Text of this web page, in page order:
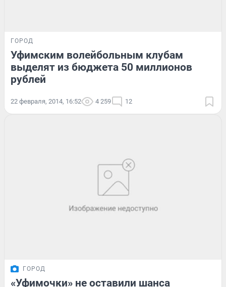
ГОРОД
Уфимским волейбольным клубам
выделят из бюджета 50 миллионов
рублей
22 февраля, 2014, 16:52 4 259 12
ГОРОД
«Уфимочки» не оставили шанса